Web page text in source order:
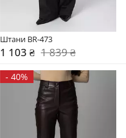
Штани BR-473
1 103 ₴ 1 839 ₴
- 40%